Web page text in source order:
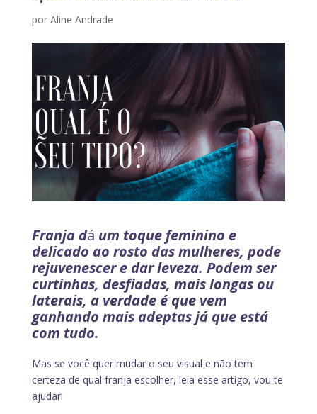
por Aline Andrade
Franja dá um toque feminino e
delicado ao rosto das mulheres, pode
rejuvenescer e dar leveza. Podem ser
curtinhas, desfiadas, mais longas ou
laterais, a verdade é que vem
ganhando mais adeptas já que está
com tudo.
Mas se você quer mudar o seu visual e não tem
certeza de qual franja escolher, leia esse artigo, vou te
ajudar!